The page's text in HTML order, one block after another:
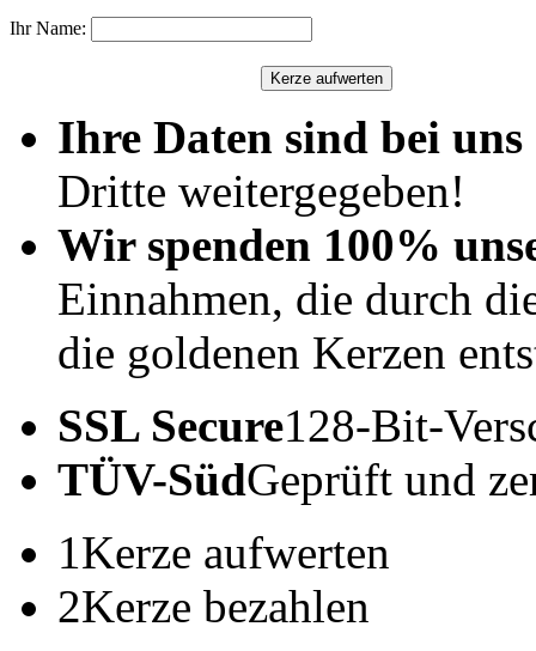
Ihr Name:
Ihre Daten sind bei uns
Dritte weitergegeben!
Wir spenden 100%
Einnahmen, die durch
die goldenen Kerzen
SSL Secure128-Bit-
TÜV-SüdGeprüft und
1Kerze aufwerten
2Kerze bezahlen